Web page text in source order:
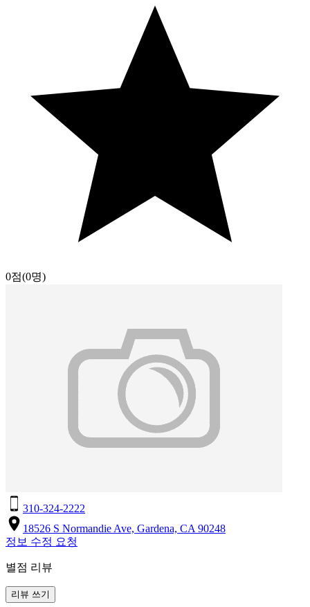
0점(0명)
310-324-2222
18526 S Normandie Ave, Gardena, CA 90248
정보 수정 요청
별점 리뷰
리뷰 쓰기